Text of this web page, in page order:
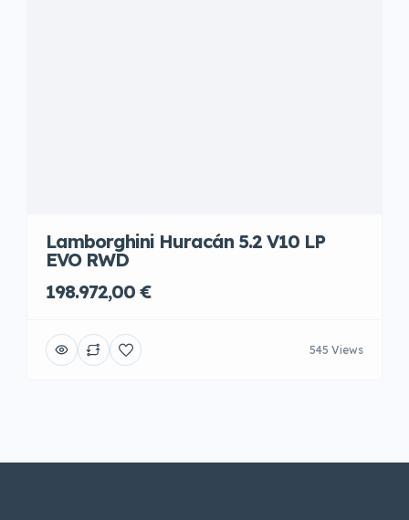
Lamborghini Huracán 5.2 V10 LP
EVO RWD
198.972,00 €
545 Views